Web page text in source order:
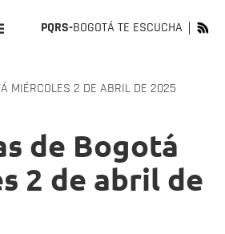
PQRS-BOGOTÁ TE ESCUCHA
MIÉRCOLES 2 DE ABRIL DE 2025
de Bogotá
2 de abril de